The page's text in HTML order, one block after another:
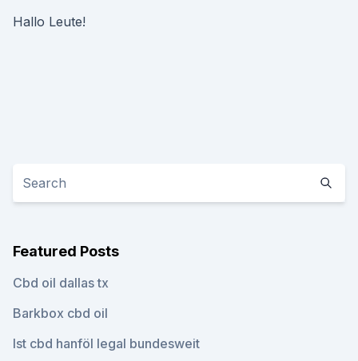
Hallo Leute!
Featured Posts
Cbd oil dallas tx
Barkbox cbd oil
Ist cbd hanföl legal bundesweit